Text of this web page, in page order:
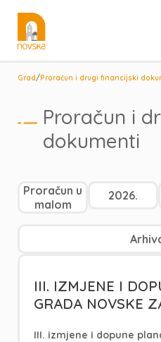
Grad/Proračun i drugi financijski
Proračun i
dokumenti
Proračun u
malom
2026.
III. IZMJENE I
GRADA NOVSKE
III. izmjene i dopune